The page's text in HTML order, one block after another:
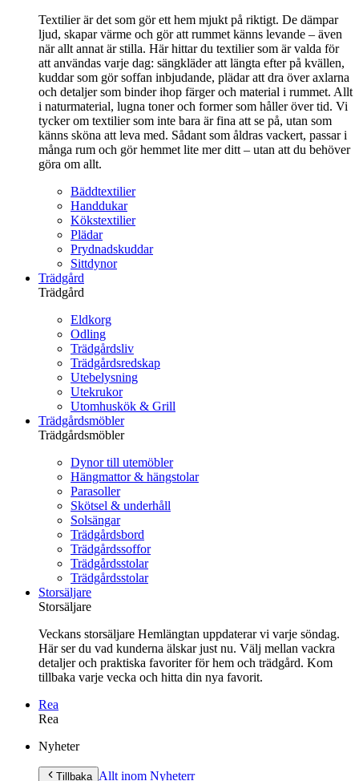
Textilier är det som gör ett hem mjukt på riktigt. De dämpar
ljud, skapar värme och gör att rummet känns levande – även
när allt annat är stilla. Här hittar du textilier som är valda för
att användas varje dag: sängkläder att längta efter på kvällen,
kuddar som gör soffan inbjudande, plädar att dra över axlarna
och detaljer som binder ihop färger och material i rummet. Allt
i naturmaterial, lugna toner och former som håller över tid. Vi
tycker om textilier som inte bara är fina att se på, utan som
känns sköna att leva med. Sådant som åldras vackert, passar i
många rum och gör hemmet lite mer ditt – utan att du behöver
göra om allt.
Bäddtextilier
Handdukar
Kökstextilier
Plädar
Prydnadskuddar
Sittdynor
Trädgård
Trädgård
Eldkorg
Odling
Trädgårdsliv
Trädgårdsredskap
Utebelysning
Utekrukor
Utomhuskök & Grill
Trädgårdsmöbler
Trädgårdsmöbler
Dynor till utemöbler
Hängmattor & hängstolar
Parasoller
Skötsel & underhåll
Solsängar
Trädgårdsbord
Trädgårdssoffor
Trädgårdsstolar
Trädgårdsstolar
Storsäljare
Storsäljare
Veckans storsäljare Hemlängtan uppdaterar vi varje söndag.
Här ser du vad kunderna älskar just nu. Välj mellan vackra
detaljer och praktiska favoriter för hem och trädgård. Kom
tillbaka varje vecka och hitta din nya favorit.
Rea
Rea
Nyheter
Tillbaka Allt inom Nyheterr